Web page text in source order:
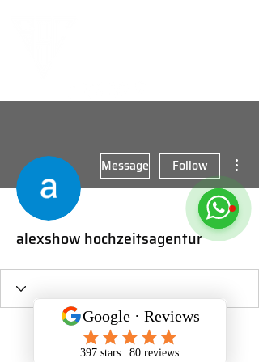
Message Follow
alexshow hochzeitsagentur